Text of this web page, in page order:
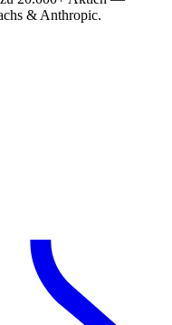
& Anthropic.